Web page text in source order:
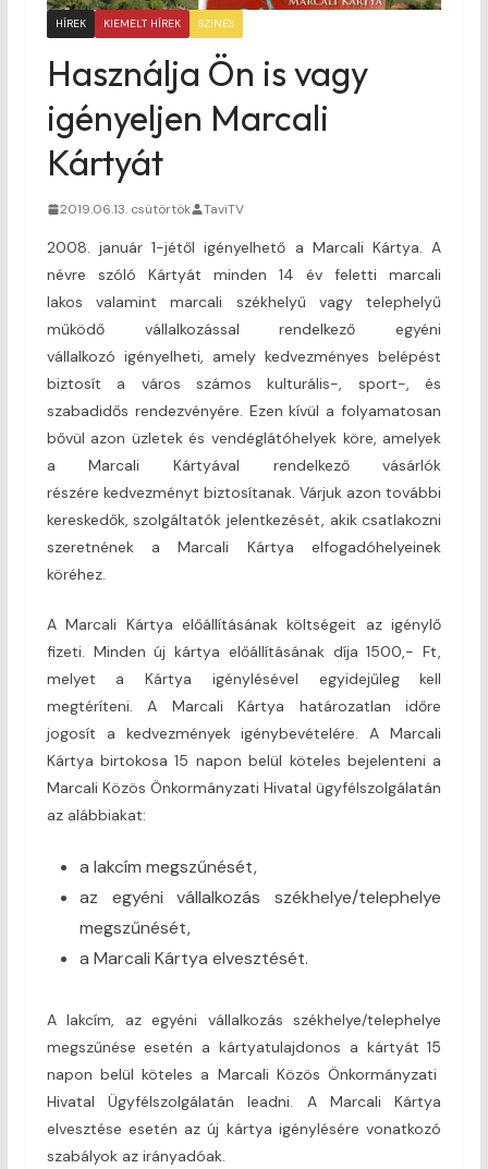
HÍREK KIEMELT HÍREK SZINES
Használja Ön is vagy
igényeljen Marcali
Kártyát
2019.06.13. csütörtök TaviTV
2008. január 1-jétől igényelhető a Marcali Kártya. A
névre szóló Kártyát minden 14 év feletti marcali
lakos valamint marcali székhelyű vagy telephelyű
működő vállalkozással rendelkező egyéni
vállalkozó igényelheti, amely kedvezményes belépést
biztosít a város számos kulturális-, sport-, és
szabadidős rendezvényére. Ezen kívül a folyamatosan
bővül azon üzletek és vendéglátóhelyek köre, amelyek
a Marcali Kártyával rendelkező vásárlók
részére kedvezményt biztosítanak. Várjuk azon további
kereskedők, szolgáltatók jelentkezését, akik csatlakozni
szeretnének a Marcali Kártya elfogadóhelyeinek
köréhez.
A Marcali Kártya előállításának költségeit az igénylő
fizeti. Minden új kártya előállításának díja 1500,- Ft,
melyet a Kártya igénylésével egyidejűleg kell
megtéríteni. A Marcali Kártya határozatlan időre
jogosít a kedvezmények igénybevételére. A Marcali
Kártya birtokosa 15 napon belül köteles bejelenteni a
Marcali Közös Önkormányzati Hivatal ügyfélszolgálatán
az alábbiakat:
a lakcím megszűnését,
az egyéni vállalkozás székhelye/telephelye
megszűnését,
a Marcali Kártya elvesztését.
A lakcím, az egyéni vállalkozás székhelye/telephelye
megszűnése esetén a kártyatulajdonos a kártyát 15
napon belül köteles a Marcali Közös Önkormányzati
Hivatal Ügyfélszolgálatán leadni. A Marcali Kártya
elvesztése esetén az új kártya igénylésére vonatkozó
szabályok az irányadóak.